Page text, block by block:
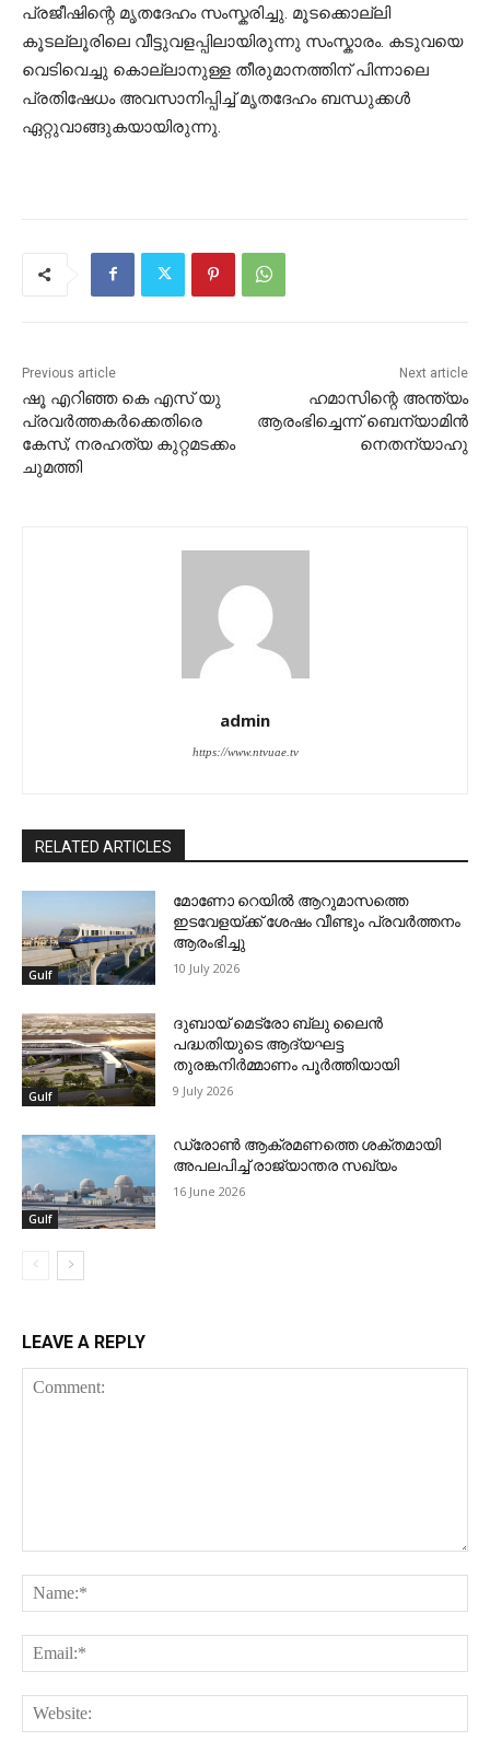
പ്രജീഷിന്റെ മൃതദേഹം സംസ്കരിച്ചു. മൂടക്കൊല്ലി
കൂടല്ലൂരിലെ വീട്ടുവളപ്പിലായിരുന്നു സംസ്കാരം. കടുവയെ
വെടിവെച്ചു കൊല്ലാനുള്ള തീരുമാനത്തിന് പിന്നാലെ
പ്രതിഷേധം അവസാനിപ്പിച്ച് മൃതദേഹം ബന്ധുക്കള്‍
ഏറ്റുവാങ്ങുകയായിരുന്നു.
Previous article
ഷൂ എറിഞ്ഞ കെ എസ് യു
പ്രവർത്തകർക്കെതിരെ
കേസ്; നരഹത്യ കുറ്റമടക്കം
ചുമത്തി
Next article
ഹമാസിന്റെ അന്ത്യം
ആരംഭിച്ചെന്ന് ബെന്യാമിന്‍
നെതന്യാഹു
admin
https://www.ntvuae.tv
RELATED ARTICLES
Gulf
മോണോ റെയില്‍ ആറുമാസത്തെ
ഇടവേളയ്ക്ക് ശേഷം വീണ്ടും പ്രവര്‍ത്തനം
ആരംഭിച്ചു
10 July 2026
Gulf
ദുബായ് മെട്രോ ബ്ലു ലൈന്‍
പദ്ധതിയുടെ ആദ്യഘട്ട
തുരങ്കനിര്‍മ്മാണം പൂര്‍ത്തിയായി
9 July 2026
Gulf
ഡ്രോണ്‍ ആക്രമണത്തെ ശക്തമായി
അപലപിച്ച് രാജ്യാന്തര സഖ്യം
16 June 2026
LEAVE A REPLY